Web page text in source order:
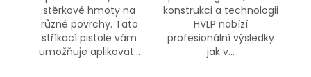
stěrkové hmoty na
různé povrchy. Tato
stříkací pistole vám
umožňuje aplikovat...
konstrukci a technologii
HVLP nabízí
profesionální výsledky
jak v...